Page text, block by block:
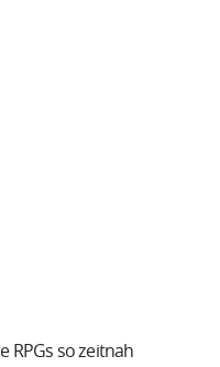
RPGs so zeitnah